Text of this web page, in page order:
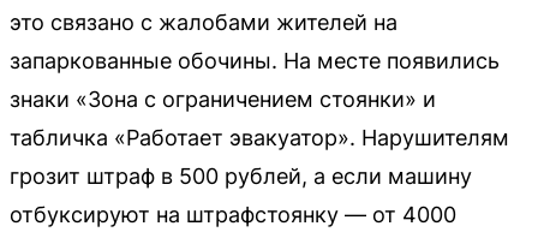
это связано с жалобами жителей на
запаркованные обочины. На месте появились
знаки «Зона с ограничением стоянки» и
табличка «Работает эвакуатор». Нарушителям
грозит штраф в 500 рублей, а если машину
отбуксируют на штрафстоянку — от 4000